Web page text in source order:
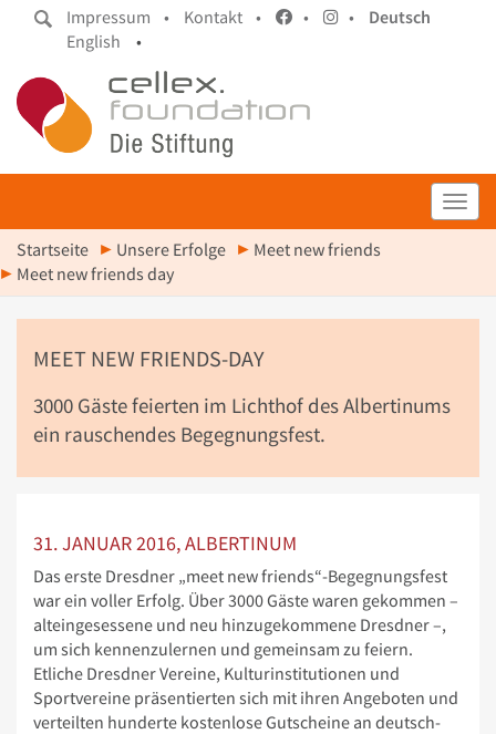
Impressum • Kontakt • • •
Deutsch
English
•
Startseite Unsere Erfolge
Meet new friends
Meet new friends day
MEET NEW FRIENDS-DAY
3000 Gäste feierten im Lichthof des Albertinums
ein rauschendes Begegnungsfest.
31. JANUAR 2016, ALBERTINUM
Das erste Dresdner „meet new friends“-Begegnungsfest
war ein voller Erfolg. Über 3000 Gäste waren gekommen –
alteingesessene und neu hinzugekommene Dresdner –,
um sich kennenzulernen und gemeinsam zu feiern.
Etliche Dresdner Vereine, Kulturinstitutionen und
Sportvereine präsentierten sich mit ihren Angeboten und
verteilten hunderte kostenlose Gutscheine an deutsch-